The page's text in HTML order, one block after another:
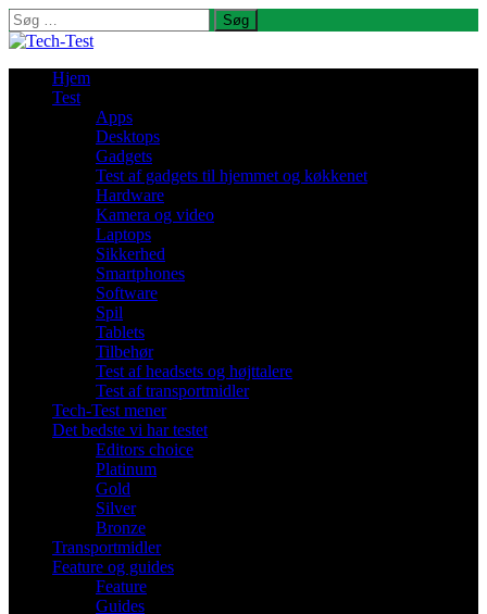
Søg
efter:
Hjem
Test
Apps
Desktops
Gadgets
Test af gadgets til hjemmet og køkkenet
Hardware
Kamera og video
Laptops
Sikkerhed
Smartphones
Software
Spil
Tablets
Tilbehør
Test af headsets og højttalere
Test af transportmidler
Tech-Test mener
Det bedste vi har testet
Editors choice
Platinum
Gold
Silver
Bronze
Transportmidler
Feature og guides
Feature
Guides